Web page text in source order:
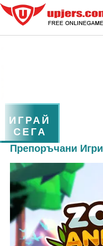
ИГРАЙ
СЕГА
Препоръчани Игри